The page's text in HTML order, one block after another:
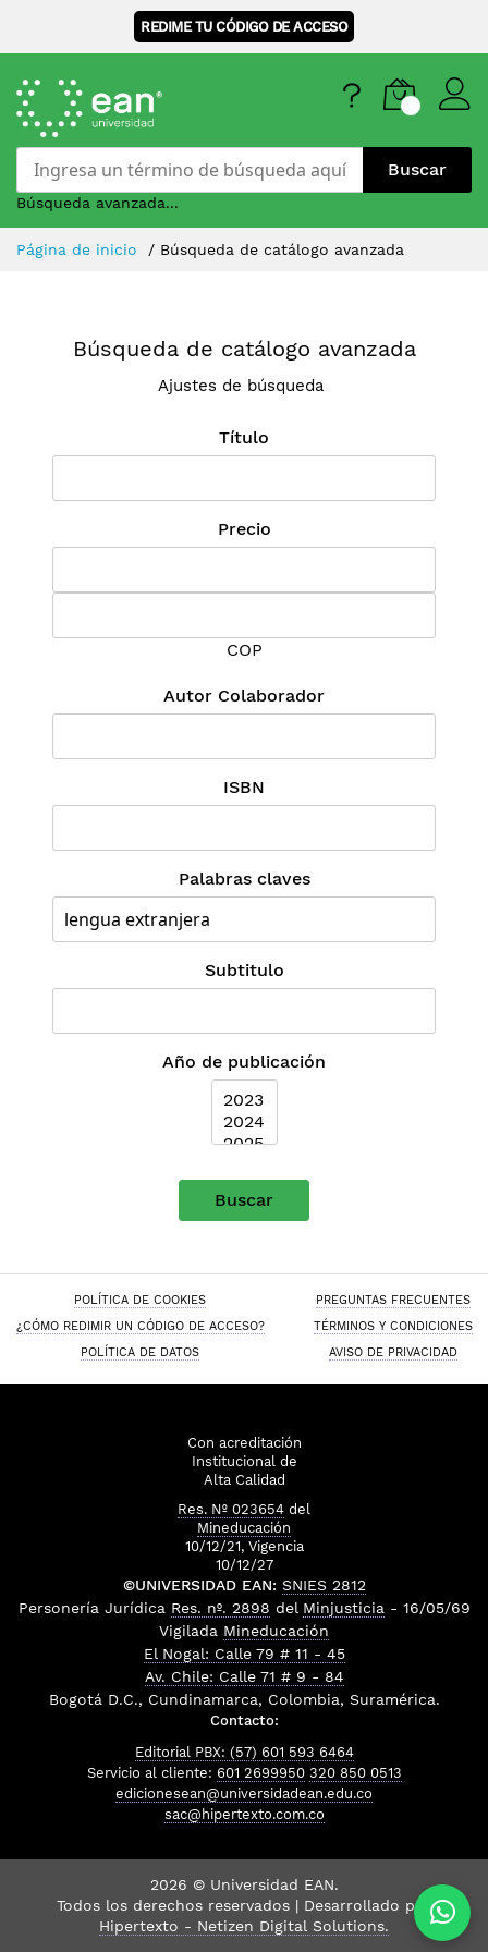
REDIME TU CÓDIGO DE ACCESO
Buscar
Búsqueda avanzada...
Skip
Página de inicio Búsqueda de catálogo avanzada
Búsqueda de catálogo avanzada
Ajustes de búsqueda
Título
Precio
COP
Autor Colaborador
ISBN
Palabras claves
Subtitulo
Año de publicación
Buscar
POLÍTICA DE COOKIES
PREGUNTAS FRECUENTES
¿CÓMO REDIMIR UN CÓDIGO DE ACCESO?
TÉRMINOS Y CONDICIONES
POLÍTICA DE DATOS
AVISO DE PRIVACIDAD
Con acreditación
Institucional de
Alta Calidad
Res. Nº 023654 del
Mineducación
10/12/21, Vigencia
10/12/27
©UNIVERSIDAD EAN: SNIES 2812
Personería Jurídica Res. nº. 2898 del Minjusticia - 16/05/69
Vigilada Mineducación
El Nogal: Calle 79 # 11 - 45
Av. Chile: Calle 71 # 9 - 84
Bogotá D.C., Cundinamarca, Colombia, Suramérica.
Contacto:
Editorial PBX: (57) 601 593 6464
Servicio al cliente: 601 2699950 320 850 0513
edicionesean@universidadean.edu.co
sac@hipertexto.com.co
2026 © Universidad EAN.
Todos los derechos reservados | Desarrollado por
Hipertexto - Netizen Digital Solutions.